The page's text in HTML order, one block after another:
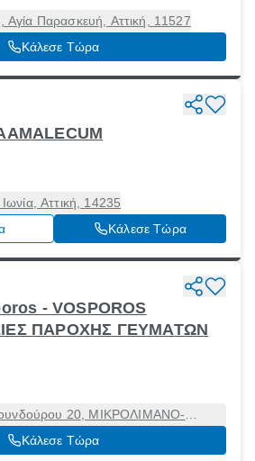
Παρασκευή, Αττική, 11527
Κάλεσε Τώρα
Αττική, 14235
Κάλεσε Τώρα
- VOSPOROS
ΠΑΡΟΧΗΣ ΓΕΥΜΑΤΩΝ
20, ΜΙΚΡΟΛΙΜΑΝΟ-
Πειραιάς [Δήμος], Αττική, 18533
Κάλεσε Τώρα